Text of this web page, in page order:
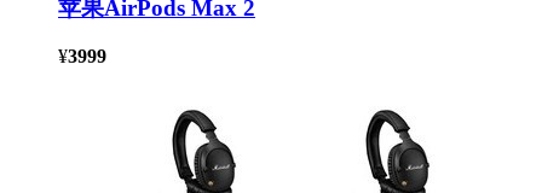
苹果AirPods Max 2
¥3999